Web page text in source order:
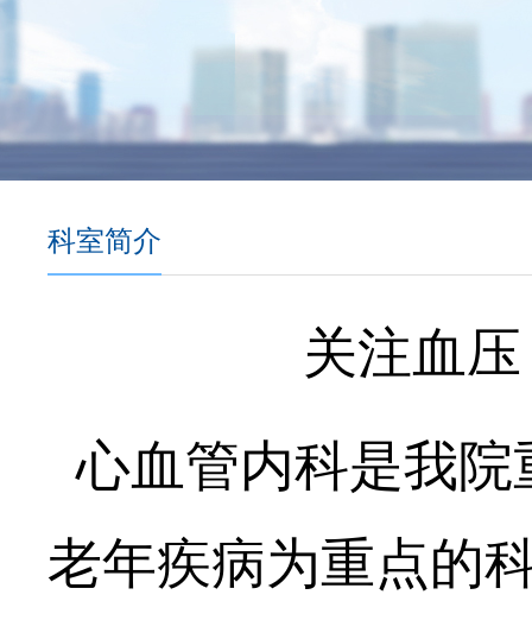
科室简介
关注血压
心血管内科是我院
老年疾病为重点的